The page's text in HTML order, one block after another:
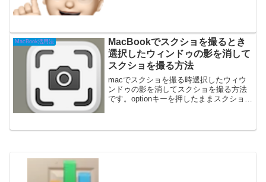
MacBook活用法
MacBookでスクショを撮るとき
選択したウィンドゥの影を消して
スクショを撮る方法
macでスクショを撮る時選択したウィウ
ンドゥの影を消してスクショを撮る方法
です。optionキーを押したままスクショす